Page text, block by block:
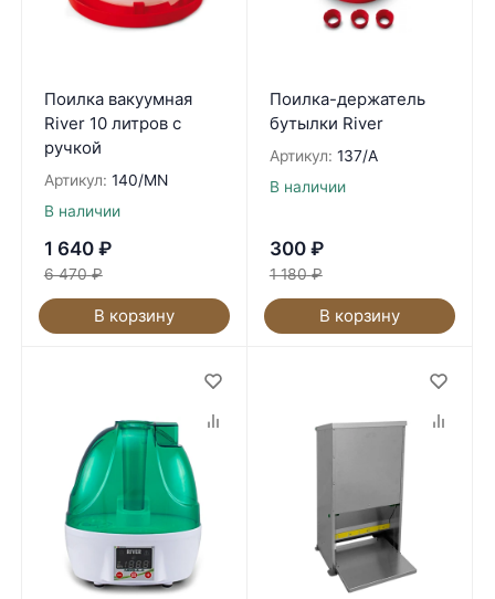
Поилка вакуумная
River 10 литров с
ручкой
Артикул: 140/MN
В наличии
1 640 ₽
6 470 ₽
В корзину
Поилка-держатель
бутылки River
Артикул: 137/A
В наличии
300 ₽
1 180 ₽
В корзину